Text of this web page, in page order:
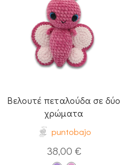
Βελουτέ πεταλούδα σε δύο
χρώματα
puntobajo
38,00 €